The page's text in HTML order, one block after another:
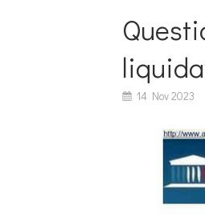
14 Nov 2023